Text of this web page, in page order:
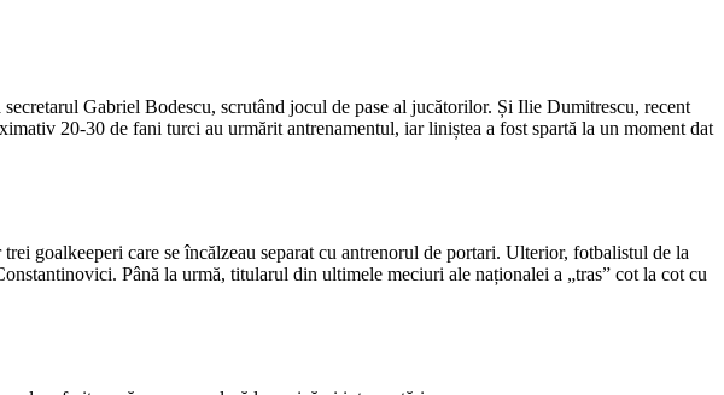
Gabriel Bodescu, scrutând jocul de pase al jucătorilor. Și Ilie Dumitrescu, recent
20-30 de fani turci au urmărit antrenamentul, iar liniștea a fost spartă la un moment dat
goalkeeperi care se încălzeau separat cu antrenorul de portari. Ulterior, fotbalistul de la
Până la urmă, titularul din ultimele meciuri ale naționalei a „tras” cot la cot cu